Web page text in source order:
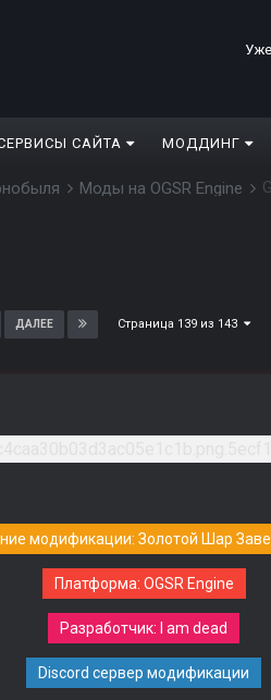
САЙТА МОДДИНГ
Моды на OGSR Engine
ДАЛЕЕ Страница 139 из 143
модификации: Золотой Шар
Платформа: OGSR Engine
Разработчик: I am dead
Discord сервер модификации